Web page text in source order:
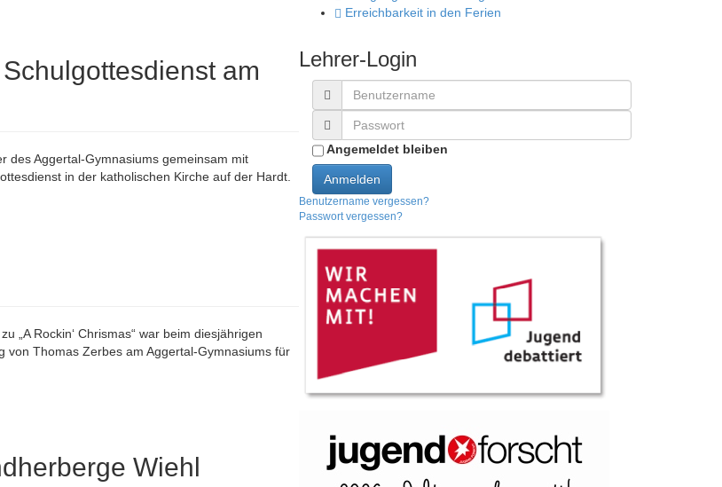
am
des Aggertal-Gymnasiums gemeinsam mit
in der katholischen Kirche auf der Hardt.
„A Rockin‘ Chrismas“ war beim diesjährigen
Thomas Zerbes am Aggertal-Gymnasiums für
Wiehl
Erreichbarkeit in den Ferien
Lehrer-Login
Angemeldet bleiben
Anmelden
Benutzername vergessen?
Passwort vergessen?